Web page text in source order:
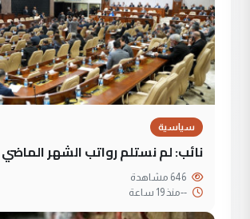
سياسية
نائب: لم نستلم رواتب الشهر الماضي
--منذ 19 ساعة